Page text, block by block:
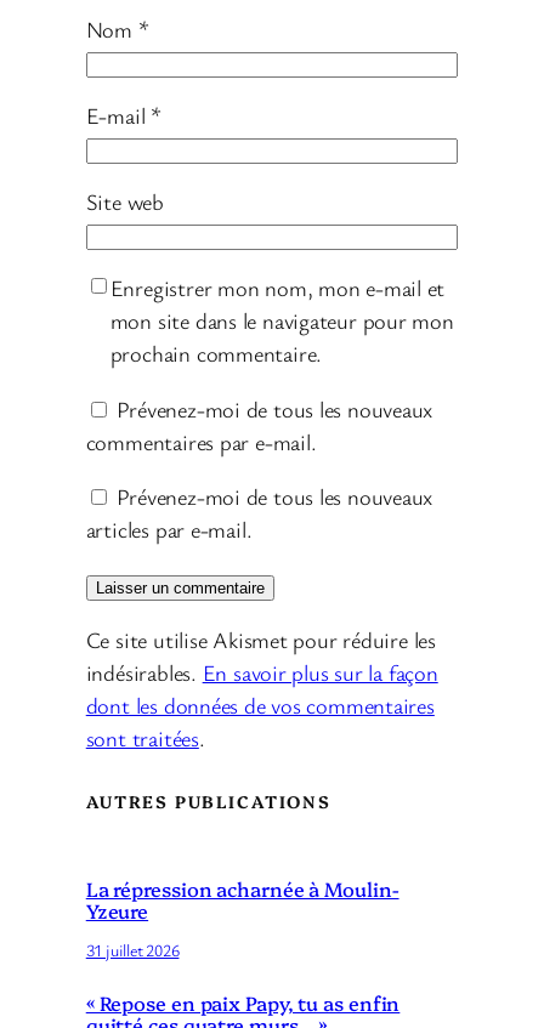
Nom *
E-mail *
Site web
Enregistrer mon nom, mon e-mail et
mon site dans le navigateur pour mon
prochain commentaire.
Prévenez-moi de tous les nouveaux
commentaires par e-mail.
Prévenez-moi de tous les nouveaux
articles par e-mail.
Ce site utilise Akismet pour réduire les
indésirables. En savoir plus sur la façon
dont les données de vos commentaires
sont traitées.
AUTRES PUBLICATIONS
La répression acharnée à Moulin-
Yzeure
31 juillet 2026
« Repose en paix Papy, tu as enfin